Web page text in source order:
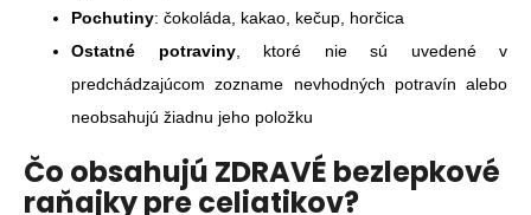
Pochutiny: čokoláda, kakao, kečup, horčica
Ostatné potraviny, ktoré nie sú uvedené v
predchádzajúcom zozname nevhodných potravín alebo
neobsahujú žiadnu jeho položku
Čo obsahujú ZDRAVÉ bezlepkové
raňajky pre celiatikov?
MEINEBASE
2750
€52,50